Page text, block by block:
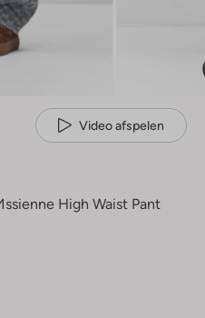
Video afspelen
High Waist Pant